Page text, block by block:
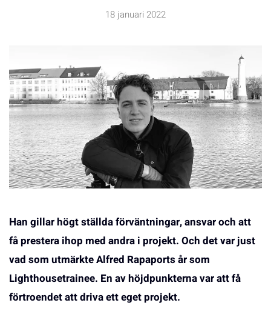
18 januari 2022
Han gillar högt ställda förväntningar, ansvar och att
få prestera ihop med andra i projekt. Och det var just
vad som utmärkte Alfred Rapaports år som
Lighthousetrainee. En av höjdpunkterna var att få
förtroendet att driva ett eget projekt.